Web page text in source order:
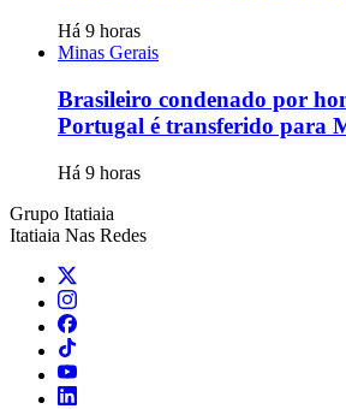
Há 9 horas
Minas Gerais
Brasileiro condenado por
Portugal é transferido para
Há 9 horas
Grupo Itatiaia
Itatiaia Nas Redes